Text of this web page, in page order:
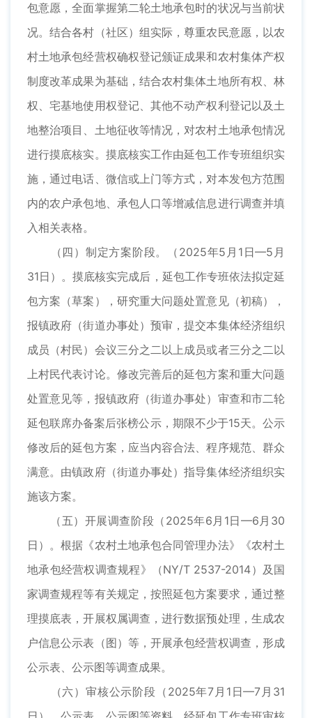
包意愿，全面掌握第二轮土地承包时的状况与当前状
况。结合各村（社区）组实际，尊重农民意愿，以农
村土地承包经营权确权登记颁证成果和农村集体产权
制度改革成果为基础，结合农村集体土地所有权、林
权、宅基地使用权登记、其他不动产权利登记以及土
地整治项目、土地征收等情况，对农村土地承包情况
进行摸底核实。摸底核实工作由延包工作专班组织实
施，通过电话、微信或上门等方式，对本发包方范围
内的农户承包地、承包人口等增减信息进行调查并填
入相关表格。
（四）制定方案阶段。（2025年5月1日—5月
31日）。摸底核实完成后，延包工作专班依法拟定延
包方案（草案），研究重大问题处置意见（初稿），
报镇政府（街道办事处）预审，提交本集体经济组织
成员（村民）会议三分之二以上成员或者三分之二以
上村民代表讨论。修改完善后的延包方案和重大问题
处置意见等，报镇政府（街道办事处）审查和市二轮
延包联席办备案后张榜公示，期限不少于15天。公示
修改后的延包方案，应当内容合法、程序规范、群众
满意。由镇政府（街道办事处）指导集体经济组织实
施该方案。
（五）开展调查阶段（2025年6月1日—6月30
日）。根据《农村土地承包合同管理办法》《农村土
地承包经营权调查规程》（NY/T 2537-2014）及国
家调查规程等有关规定，按照延包方案要求，通过整
理摸底表，开展权属调查，进行数据预处理，生成农
户信息公示表（图）等，开展承包经营权调查，形成
公示表、公示图等调查成果。
（六）审核公示阶段（2025年7月1日—7月31